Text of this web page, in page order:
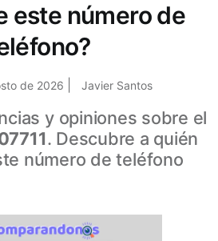
este número de
de 2026 Javier Santos
y opiniones sobre el
. Descubre a quién
número de teléfono